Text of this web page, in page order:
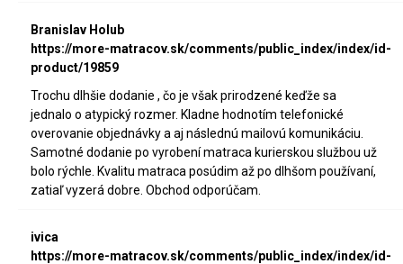
Branislav Holub
https://more-matracov.sk/comments/public_index/index/id-
product/19859
Trochu dlhšie dodanie , čo je však prirodzené keďže sa
jednalo o atypický rozmer. Kladne hodnotím telefonické
overovanie objednávky a aj následnú mailovú komunikáciu.
Samotné dodanie po vyrobení matraca kurierskou službou už
bolo rýchle. Kvalitu matraca posúdim až po dlhšom používaní,
zatiaľ vyzerá dobre. Obchod odporúčam.
ivica
https://more-matracov.sk/comments/public_index/index/id-